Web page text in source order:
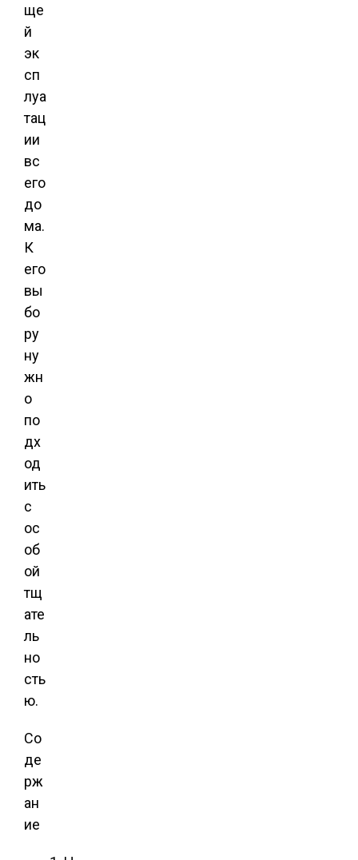
ще
й
эк
сп
луа
тац
ии
вс
его
до
ма.
К
его
вы
бо
ру
ну
жн
о
по
дх
од
ить
с
ос
об
ой
тщ
ате
ль
но
сть
ю.
Со
де
рж
ан
ие